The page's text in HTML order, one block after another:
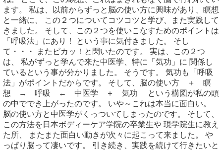
ます。 私は、以前からずっと脳の使い方に興味があり、瞑想
と一緒に、 この２つについてコツコツと学び、また実践して
きました。 そして、この２つを使いこなすためのポイントは
「呼吸法」にあり！ という事に気付きました。 そし
て・・・ またピカッ！と閃いたのです。 実は、この２つ
は、 私がずっと学んで来た中医学、特に「気功」に 関係し
ているという事が分かりました。 そうです。 気功も「呼吸
法」がポイントだからです。 そして、脳の使い方 ＋ 瞑
想 → 呼吸 ← 中医学 ＋ 気功 という構図が私の頭
の中ででき上がったのです。 いや～これは本当に面白い。
脳の使い方と中医学がくっついてしまったのです。 そして、
この方法を日本ボディーケア学院の卒業生や 現学院生に教え
た所、 またまた面白い動きが次々に起こって来ました。 や
っぱり脳って凄いです。 引き続き、実践を続けて行きたいと